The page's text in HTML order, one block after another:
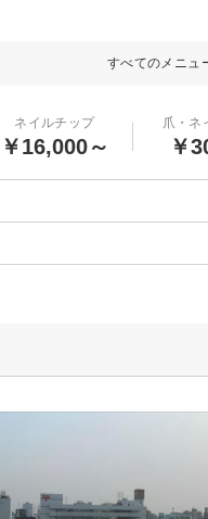
すべてのメニュ
ネイルチップ
￥16,000～
爪・ネ
￥